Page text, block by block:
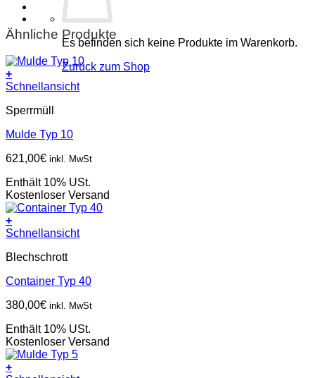
Es befinden sich keine Produkte im Warenkorb.
Zurück zum Shop
Ähnliche Produkte
+
Schnellansicht
Sperrmüll
Mulde Typ 10
621,00€ inkl. MwSt
Enthält 10% USt.
Kostenloser Versand
+
Schnellansicht
Blechschrott
Container Typ 40
380,00€ inkl. MwSt
Enthält 10% USt.
Kostenloser Versand
+